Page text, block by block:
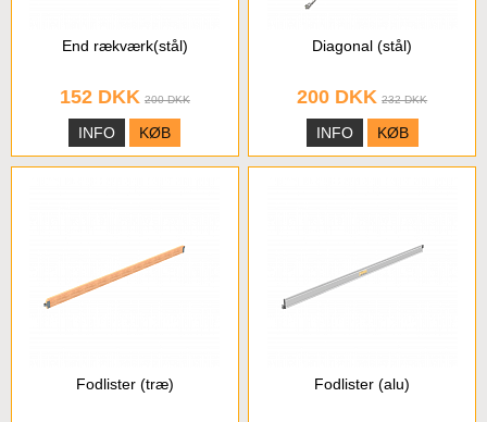
End rækværk(stål)
152 DKK 200 DKK
INFO KØB
Diagonal (stål)
200 DKK 232 DKK
INFO KØB
Fodlister (træ) Fodlister (alu)